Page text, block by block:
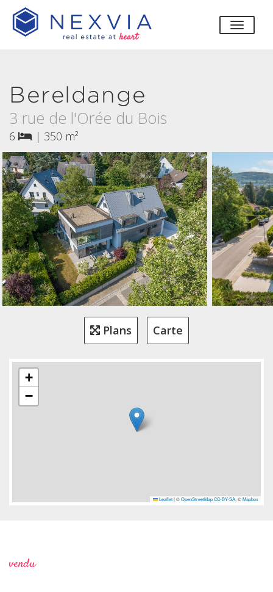
Bereldange
3 rue de l'Orée du Bois
6 | 350 m²
Plans Carte
+
−
Leaflet |©OpenStreetMap CC-BY-SA, ©Mapbox
vendu